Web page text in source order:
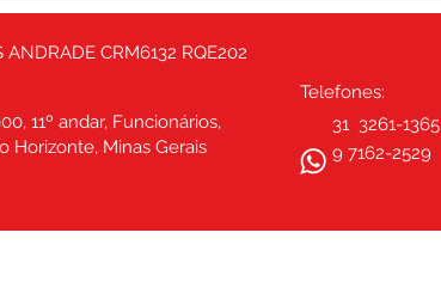
pode resolver?
ANDRADE CRM6132 RQE202
11º andar, Funcionários,
Horizonte, Minas Gerais
Telefones:
31 3261-1365
9 7162-2529